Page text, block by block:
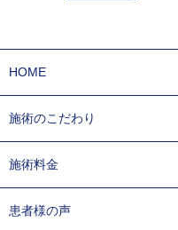
HOME
施術のこだわり
施術料金
患者様の声